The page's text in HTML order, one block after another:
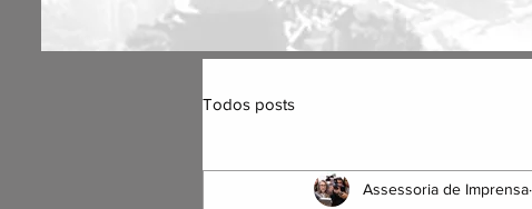
Todos posts
Assessoria de Imprensa